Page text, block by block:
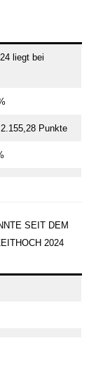
liegt bei
2.155,28 Punkte
SEIT DEM
2024